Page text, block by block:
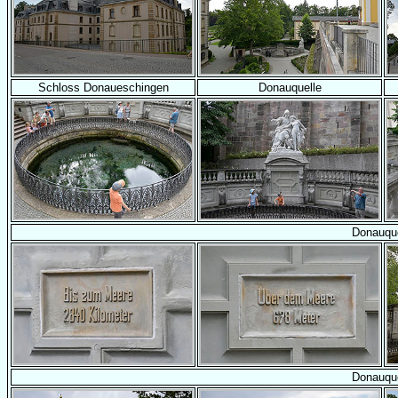
Schloss Donaueschingen Donauquelle